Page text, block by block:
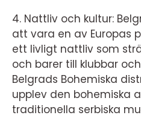
4. Nattliv och kultur:
att vara en av Europas
ett livligt nattliv som
och barer till klubbar
Belgrads Bohemiska
upplev den bohemiska
traditionella serbiska